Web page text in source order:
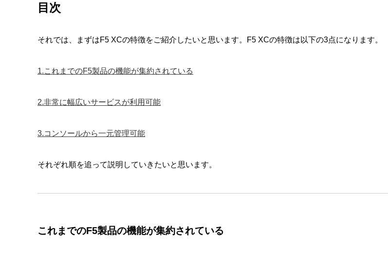
目次
それでは、まずはF5 XCの特徴をご紹介したいと思います。F5 XCの特徴は以下の3点になります。
1.これまでのF5製品の機能が集約されている
2.非常に幅広いサービスが利用可能
3.コンソールから一元管理可能
それぞれ順を追って説明していきたいと思います。
これまでのF5製品の機能が集約されている